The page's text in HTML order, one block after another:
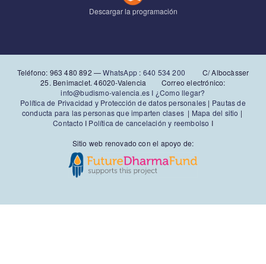
Descargar la programación
Teléfono: 963 480 892‬ —WhatsApp : 640 534 200 C/ Albocàsser
25. Benimaclet. 46020-Valencia Correo electrónico:
info@budismo-valencia.es I ¿Como llegar?
Política de Privacidad y Protección de datos personales | Pautas de
conducta para las personas que imparten clases| Mapa del sitio |
Contacto I Política de cancelación y reembolso I
Sitio web renovado con el apoyo de: